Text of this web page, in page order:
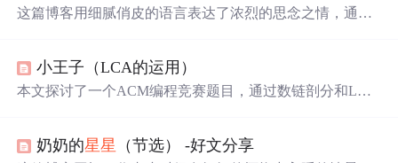
这篇博客用细腻俏皮的语言表达了浓烈的思念之情，通过1
小王子（LCA的运用）
本文探讨了一个ACM编程竞赛题目，通过数链剖分和LCA
量。奶奶的星星 （节选） -好文分享